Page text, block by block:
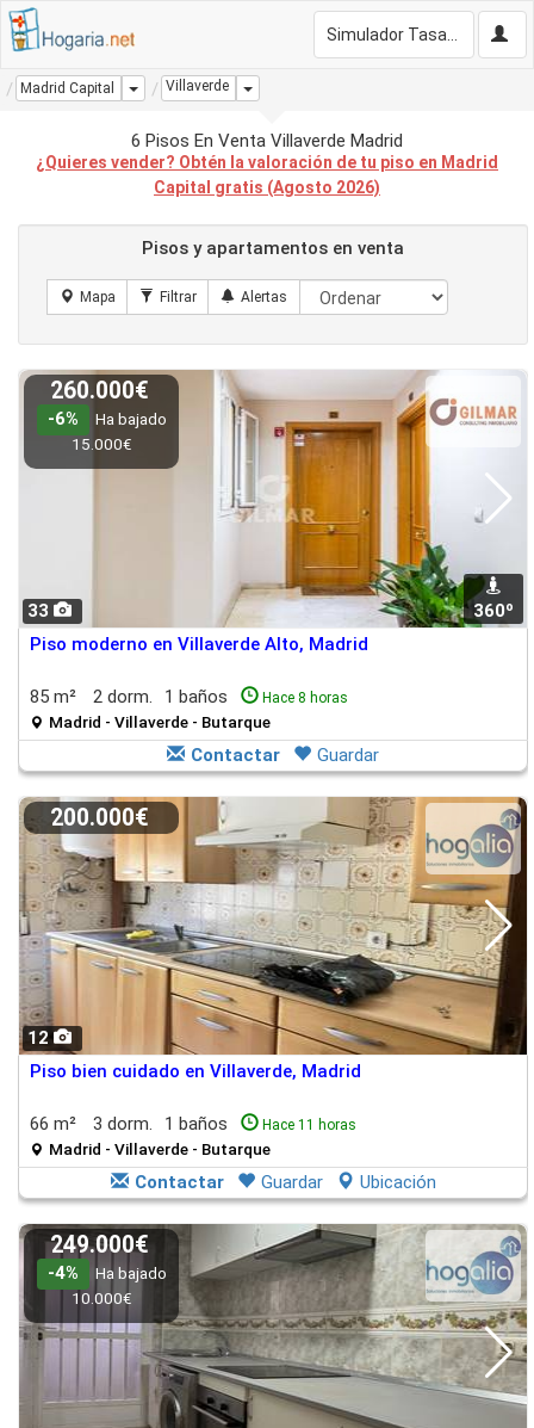
Madrid Capital Dropdown
Villaverde Dropdown
6 Pisos En Venta Villaverde Madrid
¿Quieres vender? Obtén la valoración de tu piso en Madrid
Capital gratis (Agosto 2026)
Pisos y apartamentos en venta
33 360º
260.000€
-6%
Ha bajado
15.000€
Piso moderno en Villaverde Alto, Madrid
85 m² 2 dorm. 1 baños Hace 8 horas
Madrid - Villaverde - Butarque
Contactar Guardar
12
200.000€
Piso bien cuidado en Villaverde, Madrid
66 m² 3 dorm. 1 baños Hace 11 horas
Madrid - Villaverde - Butarque
Contactar Guardar Ubicación
249.000€
-4%
Ha bajado
10.000€